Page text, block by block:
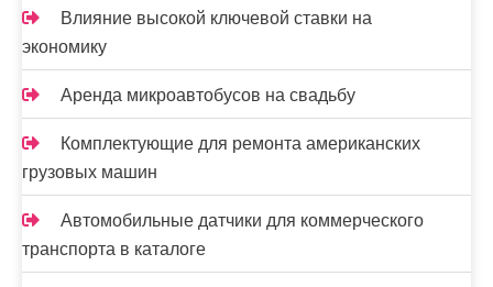
Влияние высокой ключевой ставки на
экономику
Аренда микроавтобусов на свадьбу
Комплектующие для ремонта американских
грузовых машин
Автомобильные датчики для коммерческого
транспорта в каталоге